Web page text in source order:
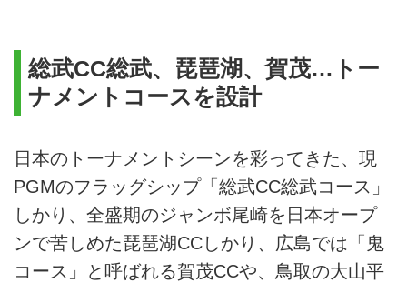
総武CC総武、琵琶湖、賀茂…トー
ナメントコースを設計
日本のトーナメントシーンを彩ってきた、現
PGMのフラッグシップ「総武CC総武コース」
しかり、全盛期のジャンボ尾崎を日本オープ
ンで苦しめた琵琶湖CCしかり、広島では「鬼
コース」と呼ばれる賀茂CCや、鳥取の大山平